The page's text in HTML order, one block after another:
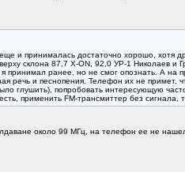
и принималась достаточно хорошо, хотя
склона 87,7 X-ON, 92,0 УР-1 Николаев
ранее, но не смог опознать. А на
речь и песнопения. Телефон их не
попробовать интересующую
применить FM-трансмиттер без
около 99 МГц, на телефон ее не